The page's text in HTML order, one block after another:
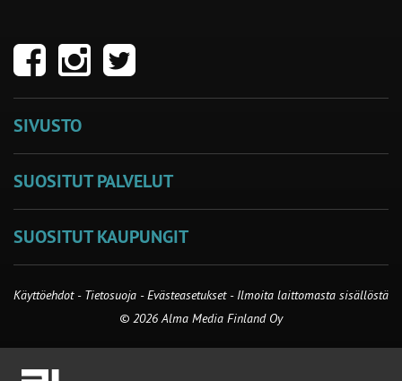
SIVUSTO
SUOSITUT PALVELUT
SUOSITUT KAUPUNGIT
Käyttöehdot - Tietosuoja -Evästeasetukset- Ilmoita laittomasta sisällöstä
© 2026 Alma Media Finland Oy